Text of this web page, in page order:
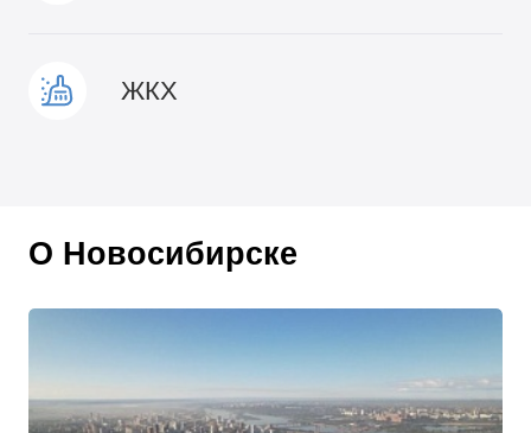
ЖКХ
О Новосибирске